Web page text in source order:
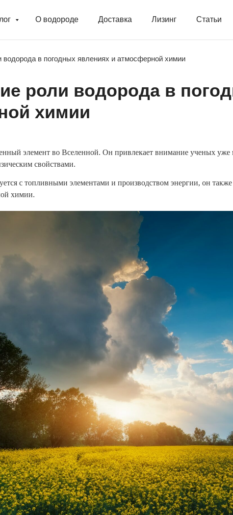
О водороде Доставка Лизинг Статьи
водорода в погодных явлениях и атмосферной химии
роли водорода в
химии
элемент во Вселенной. Он привлекает внимание ученых уже
свойствами.
с топливными элементами и производством энергии, он
химии.